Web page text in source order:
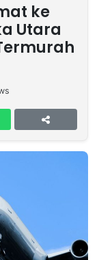
ke
Utara